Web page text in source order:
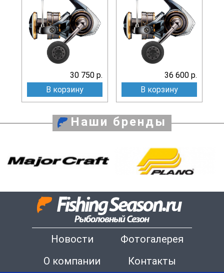
30 750 р.
В корзину
36 600 р.
В корзину
Наши бренды
Новости
Фотогалерея
О компании
Контакты